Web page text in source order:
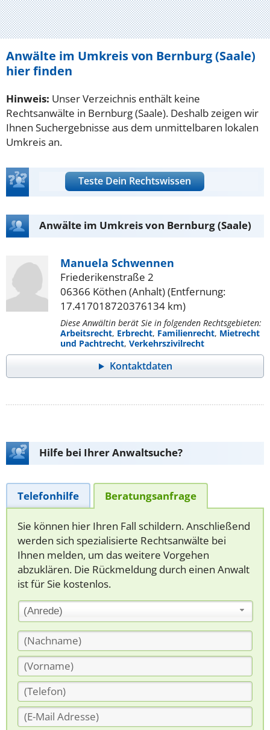
Anwälte im Umkreis von Bernburg (Saale)
hier finden
Hinweis: Unser Verzeichnis enthält keine
Rechtsanwälte in Bernburg (Saale). Deshalb zeigen wir
Ihnen Suchergebnisse aus dem unmittelbaren lokalen
Umkreis an.
Teste Dein Rechtswissen
Anwälte im Umkreis von Bernburg (Saale)
Manuela Schwennen
Friederikenstraße 2
06366 Köthen (Anhalt) (Entfernung:
17.417018720376134 km)
Diese Anwältin berät Sie in folgenden Rechtsgebieten:
Arbeitsrecht, Erbrecht, Familienrecht, Mietrecht
und Pachtrecht, Verkehrszivilrecht
Kontaktdaten
Hilfe bei Ihrer Anwaltsuche?
Telefonhilfe Beratungsanfrage
Sie können hier Ihren Fall schildern. Anschließend
werden sich spezialisierte Rechtsanwälte bei
Ihnen melden, um das weitere Vorgehen
abzuklären. Die Rückmeldung durch einen Anwalt
ist für Sie kostenlos.
(Anrede)